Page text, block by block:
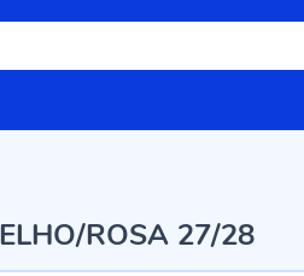
ROSA 27/28